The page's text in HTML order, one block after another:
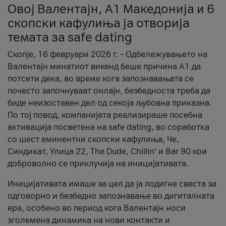
Овој Валентајн, A1 Македонија и 6
скопски кафулиња ја отворија
темата за safe dating
Скопје, 16 февруари 2026 г. – Одбележувањето на
Валентајн минатиот викенд беше причина А1 да
потсети дека, во време кога запознавањата се
почесто започнуваат онлајн, безбедноста треба да
биде неизоставен дел од секоја љубовна приказна.
По тој повод, компанијата реализираше посебна
активација посветена на safe dating, во соработка
со шест еминентни скопски кафулиња, Че,
Синдикат, Улица 22, The Dude, Chillin’ и Bar 90 кои
доброволно се приклучија на иницијативата.
Иницијативата имаше за цел да ја подигне свеста за
одговорно и безбедно запознавање во дигиталната
ера, особено во период кога Валентајн носи
зголемена динамика на нови контакти и